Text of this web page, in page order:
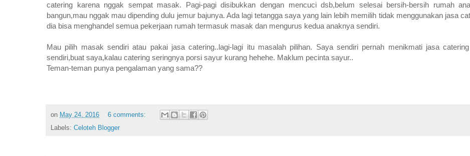
catering karena nggak sempat masak. Pagi-pagi disibukkan dengan mencuci dsb,belum selesai bersih-bersih rumah
bangun,mau nggak mau dipending dulu jemur bajunya. Ada lagi tetangga saya yang lain lebih memilih tidak menggunakan jasa
dia bisa menghandel semua pekerjaan rumah termasuk masak dan mengurus kedua anaknya sendiri.
Mau pilih masak sendiri atau pakai jasa catering..lagi-lagi itu masalah pilihan. Saya sendiri pernah menikmati jasa
sendiri,buat saya,kalau catering seringnya porsi sayur kurang hehehe. Maklum pecinta sayur..
Teman-teman punya pengalaman yang sama??
on May 24, 2016
6 comments:
Labels: Celoteh Blogger